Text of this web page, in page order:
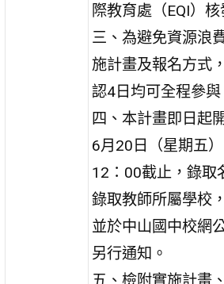
際教育處（EQI）
三、為避免資源浪
施計畫及報名方式
認4日均可全程參與
四、本計畫即日起
6月20日（星期五
12：00截止，錄取
錄取教師所屬學校，
並於中山國中校網
另行通知。